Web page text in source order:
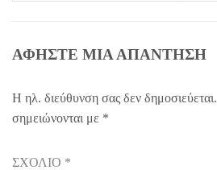
ΑΦΉΣΤΕ ΜΙΑ ΑΠΆΝΤΗΣΗ
Η ηλ. διεύθυνση σας δεν δημοσιεύεται.
σημειώνονται με *
ΣΧΌΛΙΟ *